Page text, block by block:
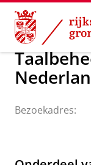
Skip
Content
Skip
Navigation
Over ons
Bezoekadres: